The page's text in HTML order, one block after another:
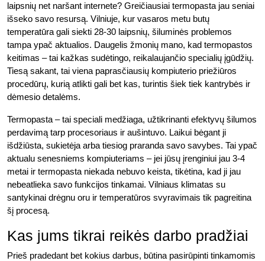
laipsnių net naršant internete? Greičiausiai termopasta jau seniai
išseko savo resursą. Vilniuje, kur vasaros metu butų
temperatūra gali siekti 28-30 laipsnių, šiluminės problemos
tampa ypač aktualios. Daugelis žmonių mano, kad termopastos
keitimas – tai kažkas sudėtingo, reikalaujančio specialių įgūdžių.
Tiesą sakant, tai viena paprasčiausių kompiuterio priežiūros
procedūrų, kurią atlikti gali bet kas, turintis šiek tiek kantrybės ir
dėmesio detalėms.
Termopasta – tai speciali medžiaga, užtikrinanti efektyvų šilumos
perdavimą tarp procesoriaus ir aušintuvo. Laikui bėgant ji
išdžiūsta, sukietėja arba tiesiog praranda savo savybes. Tai ypač
aktualu senesniems kompiuteriams – jei jūsų įrenginiui jau 3-4
metai ir termopasta niekada nebuvo keista, tikėtina, kad ji jau
nebeatlieka savo funkcijos tinkamai. Vilniaus klimatas su
santykinai drėgnu oru ir temperatūros svyravimais tik pagreitina
šį procesą.
Kas jums tikrai reikės darbo pradžiai
Prieš pradedant bet kokius darbus, būtina pasirūpinti tinkamomis